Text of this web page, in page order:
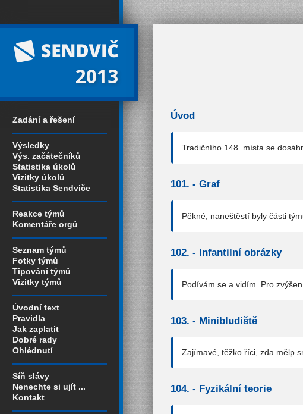
2013
Zadání a řešení
Výsledky
Výs. začátečníků
Statistika úkolů
Vizitky úkolů
Statistika Sendviče
Reakce týmů
Komentáře orgů
Seznam týmů
Fotky týmů
Tipování týmů
Vizitky týmů
Úvodní text
Pravidla
Jak zaplatit
Dobré rady
Ohlédnutí
Síň slávy
Nenechte si ujít ...
Kontakt
Úvod
Tradičního 148. místa se
101. - Graf
Pěkné, naneštěstí byly části
102. - Infantilní obrázky
Podívám se a vidím. Pro
103. - Minibludiště
Zajímavé, těžko říci, zda mělp
104. - Fyzikální teorie